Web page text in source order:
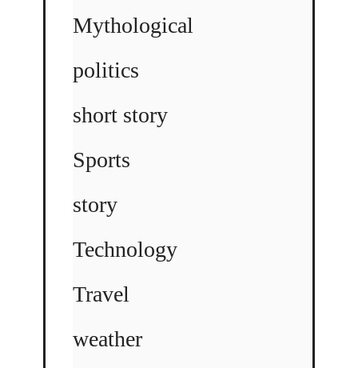
Mythological
politics
short story
Sports
story
Technology
Travel
weather